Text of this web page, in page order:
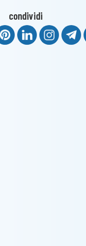
condividi